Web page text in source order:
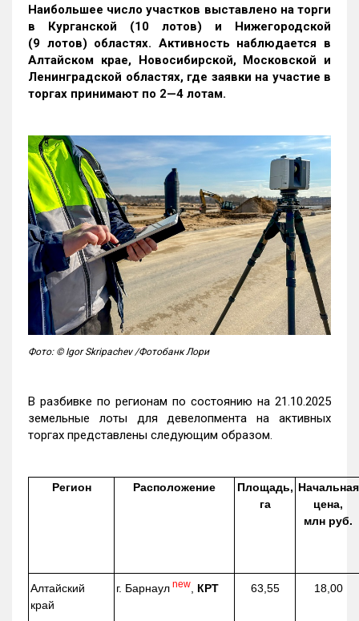
Наибольшее число участков выставлено на торги
в Курганской (10 лотов) и Нижегородской
(9 лотов) областях. Активность наблюдается в
Алтайском крае, Новосибирской, Московской и
Ленинградской областях, где заявки на участие в
торгах принимают по 2—4 лотам.
Фото: © Igor Skripachev /Фотобанк Лори
В разбивке по регионам по состоянию на 21.10.2025
земельные лоты для девелопмента на активных
торгах представлены следующим образом.
Регион Расположение
Площадь,
га
Начальная
цена,
млн руб.
Алтайский
край
г. Барнаул new КРТ 63,55 18,00